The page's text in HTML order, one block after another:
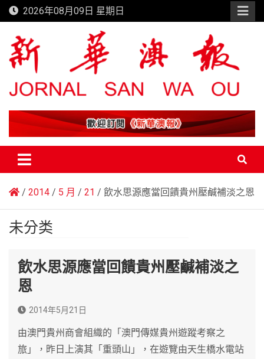
Skip
to
content
2026年08月09日 星期日
新華澳報
2014 5 月 21 飲水思源應當回饋貴州壓鹹補淡之恩
未分类
飲水思源應當回饋貴州壓鹹補淡之
恩
2014年5月21日
由澳門貴州商會組織的「澳門傳媒貴州遊蹤考察之
旅」，昨日上演其「重頭山」，在遊覽由天生橋水電站